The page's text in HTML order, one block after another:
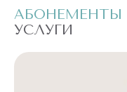
АБОНЕМЕНТЫ
УСЛУГИ